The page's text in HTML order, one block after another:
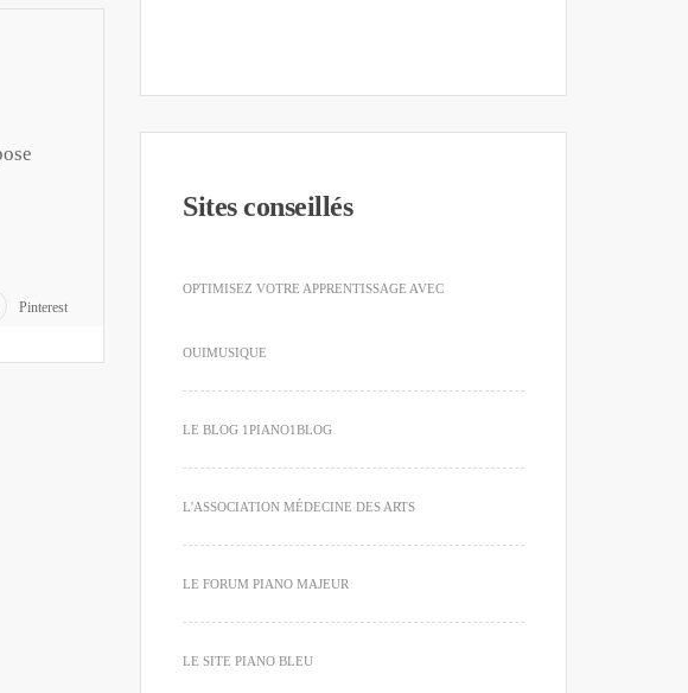
Pinterest
Sites conseillés
OPTIMISEZ VOTRE APPRENTISSAGE AVEC
OUIMUSIQUE
LE BLOG 1PIANO1BLOG
L'ASSOCIATION MÉDECINE DES ARTS
LE FORUM PIANO MAJEUR
LE SITE PIANO BLEU